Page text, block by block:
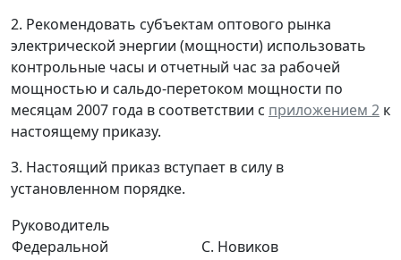
2. Рекомендовать субъектам оптового рынка
электрической энергии (мощности) использовать
контрольные часы и отчетный час за рабочей
мощностью и сальдо-перетоком мощности по
месяцам 2007 года в соответствии с приложением 2 к
настоящему приказу.
3. Настоящий приказ вступает в силу в
установленном порядке.
Руководитель
Федеральной
С. Новиков